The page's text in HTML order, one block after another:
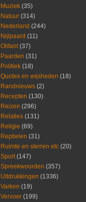
Muziek (35)
Natuur (314)
Nederland (244)
Nijlpaard (11)
Olifant (37)
Paarden (31)
Politiek (18)
Quotes en wijsheden (18)
Randnieuws (2)
Recepten (130)
Reizen (296)
Relaties (131)
Religie (69)
Reptielen (31)
Ruimte en sterren etc (20)
Sport (147)
Spreekwoorden (357)
Uitdrukkingen (1336)
Varken (19)
Vervoer (199)